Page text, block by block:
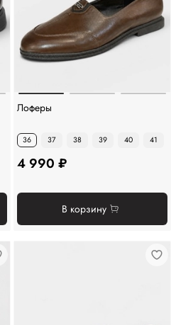
Лоферы
36 37 38 39 40 41
4 990 ₽
В корзину